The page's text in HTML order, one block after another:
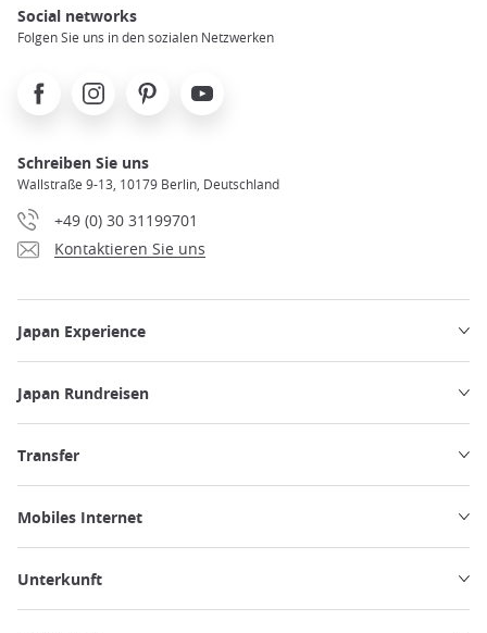
Social networks
Folgen Sie uns in den sozialen Netzwerken
FacebookInstagramPinterest Youtube
Schreiben Sie uns
Wallstraße 9-13, 10179 Berlin, Deutschland
+49 (0) 30 31199701
Kontaktieren Sie uns
Japan Experience
Japan Rundreisen
Transfer
Mobiles Internet
Unterkunft